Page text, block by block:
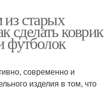
старых
сделать коврик
футболок
современно и
изделия в том, что